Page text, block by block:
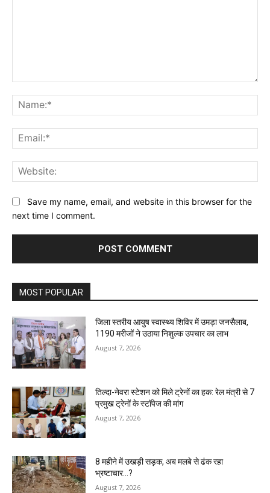
Save my name, email, and website in this browser for the
next time I comment.
MOST POPULAR
जिला स्तरीय आयुष स्वास्थ्य शिविर में उमड़ा जनसैलाब,
1190 मरीजों ने उठाया निशुल्क उपचार का लाभ
August 7, 2026
तिल्दा-नेवरा स्टेशन को मिले ट्रेनों का हक: रेल मंत्री से 7
प्रमुख ट्रेनों के स्टॉपेज की मांग
August 7, 2026
8 महीने में उखड़ी सड़क, अब मलबे से ढंक रहा
भ्रष्टाचार…?
August 7, 2026